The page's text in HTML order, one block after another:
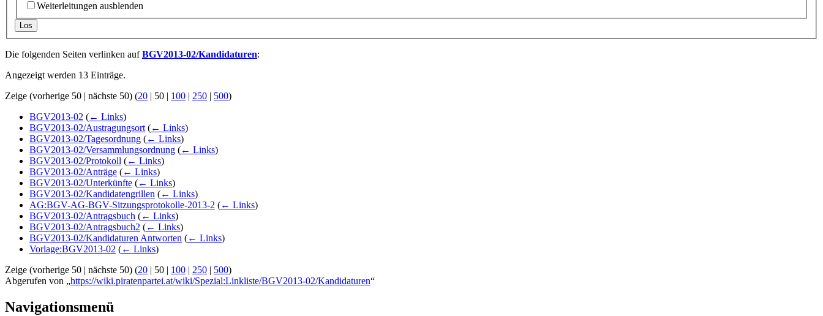
Weiterleitungen ausblenden
Los
Die folgenden Seiten verlinken aufBGV2013-02/Kandidaturen:
Angezeigt werden 13 Einträge.
Zeige (vorherige 50 | nächste 50) (20 | 50 | 100 | 250 | 500)
BGV2013-02 (← Links)
BGV2013-02/Austragungsort (← Links)
BGV2013-02/Tagesordnung (← Links)
BGV2013-02/Versammlungsordnung (← Links)
BGV2013-02/Protokoll (← Links)
BGV2013-02/Anträge (← Links)
BGV2013-02/Unterkünfte (← Links)
BGV2013-02/Kandidatengrillen (← Links)
AG:BGV-AG-BGV-Sitzungsprotokolle-2013-2 (← Links)
BGV2013-02/Antragsbuch (← Links)
BGV2013-02/Antragsbuch2 (← Links)
BGV2013-02/Kandidaturen Antworten (← Links)
Vorlage:BGV2013-02 (← Links)
Zeige (vorherige 50 | nächste 50) (20 | 50 | 100 | 250 | 500)
Abgerufen von „https://wiki.piratenpartei.at/wiki/Spezial:Linkliste/BGV2013-02/Kandidaturen“
Navigationsmenü